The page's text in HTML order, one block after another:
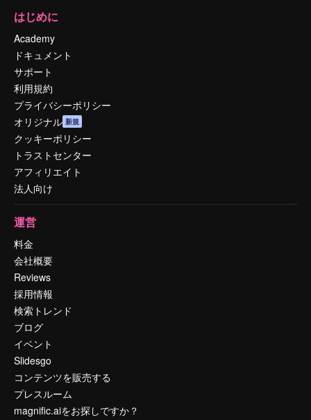
はじめに
Academy
ドキュメント
サポート
利用規約
プライバシーポリシー
オリジナル 新規
クッキーポリシー
トラストセンター
アフィリエイト
法人向け
運営
料金
会社概要
Reviews
採用情報
検索トレンド
ブログ
イベント
Slidesgo
コンテンツを販売する
プレスルーム
magnific.aiをお探しですか？